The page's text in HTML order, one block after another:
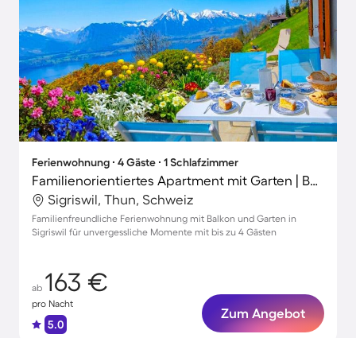
Ferienwohnung ∙ 4 Gäste ∙ 1 Schlafzimmer
Familienorientiertes Apartment mit Garten | Bergblick
Sigriswil, Thun, Schweiz
Familienfreundliche Ferienwohnung mit Balkon und Garten in
Sigriswil für unvergessliche Momente mit bis zu 4 Gästen
ab 163 €
pro Nacht
5.0
Zum Angebot